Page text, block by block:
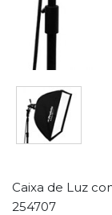
Caixa de Luz
254707